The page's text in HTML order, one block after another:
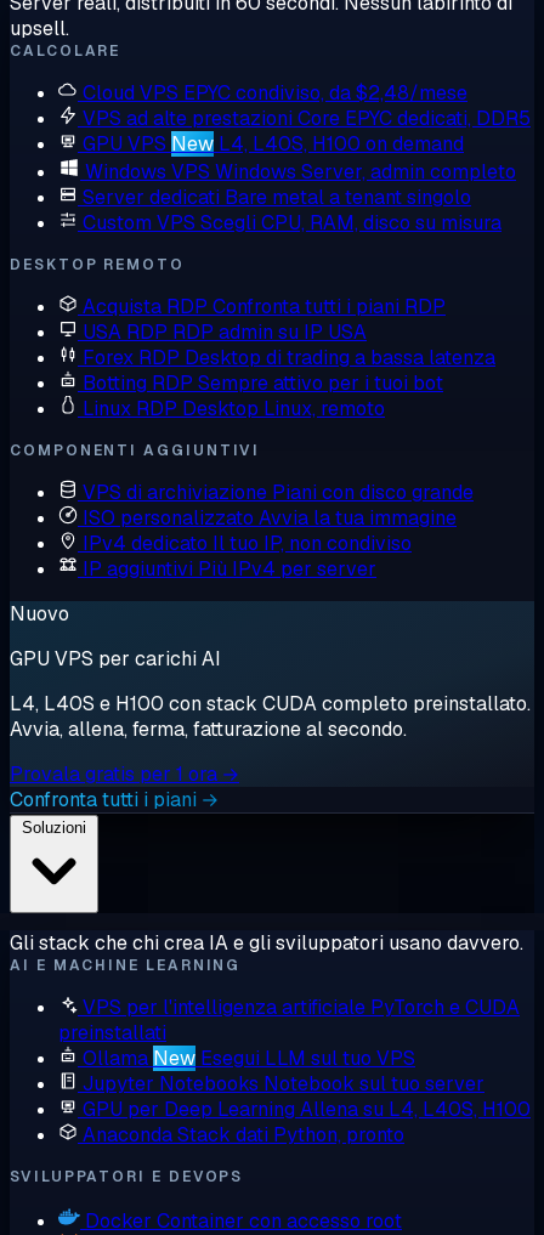
upsell.
CALCOLARE
Cloud VPS EPYC condiviso, da $2,48/mese
VPS ad alte prestazioni Core EPYC dedicati, DDR5
GPU VPS New L4, L40S, H100 on demand
Windows VPS Windows Server, admin completo
Server dedicati Bare metal a tenant singolo
Custom VPS Scegli CPU, RAM, disco su misura
DESKTOP REMOTO
Acquista RDP Confronta tutti i piani RDP
USA RDP RDP admin su IP USA
Forex RDP Desktop di trading a bassa latenza
Botting RDP Sempre attivo per i tuoi bot
Linux RDP Desktop Linux, remoto
COMPONENTI AGGIUNTIVI
VPS di archiviazione Piani con disco grande
ISO personalizzato Avvia la tua immagine
IPv4 dedicato Il tuo IP, non condiviso
IP aggiuntivi Più IPv4 per server
Nuovo
GPU VPS per carichi AI
L4, L40S e H100 con stack CUDA completo preinstallato.
Avvia, allena, ferma, fatturazione al secondo.
Provala gratis per 1 ora →
Confronta tutti i piani →
Gli stack che chi crea IA e gli sviluppatori usano davvero.
AI E MACHINE LEARNING
VPS per l'intelligenza artificiale PyTorch e CUDA
preinstallati
Ollama New Esegui LLM sul tuo VPS
Jupyter Notebooks Notebook sul tuo server
GPU per Deep Learning Allena su L4, L40S, H100
AnacondaStack dati Python, pronto
SVILUPPATORI E DEVOPS
Docker Container con accesso root